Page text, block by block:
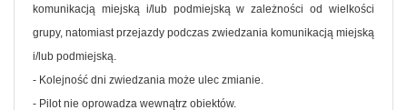
komunikacją miejską i/lub podmiejską w zależności od wielkości
grupy, natomiast przejazdy podczas zwiedzania komunikacją miejską
i/lub podmiejską.
- Kolejność dni zwiedzania może ulec zmianie.
- Pilot nie oprowadza wewnątrz obiektów.